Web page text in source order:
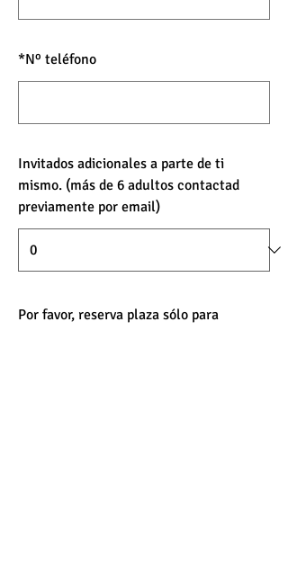
*Nº teléfono
Invitados adicionales a parte de ti
mismo. (más de 6 adultos contactad
previamente por email)
Por favor, reserva plaza sólo para